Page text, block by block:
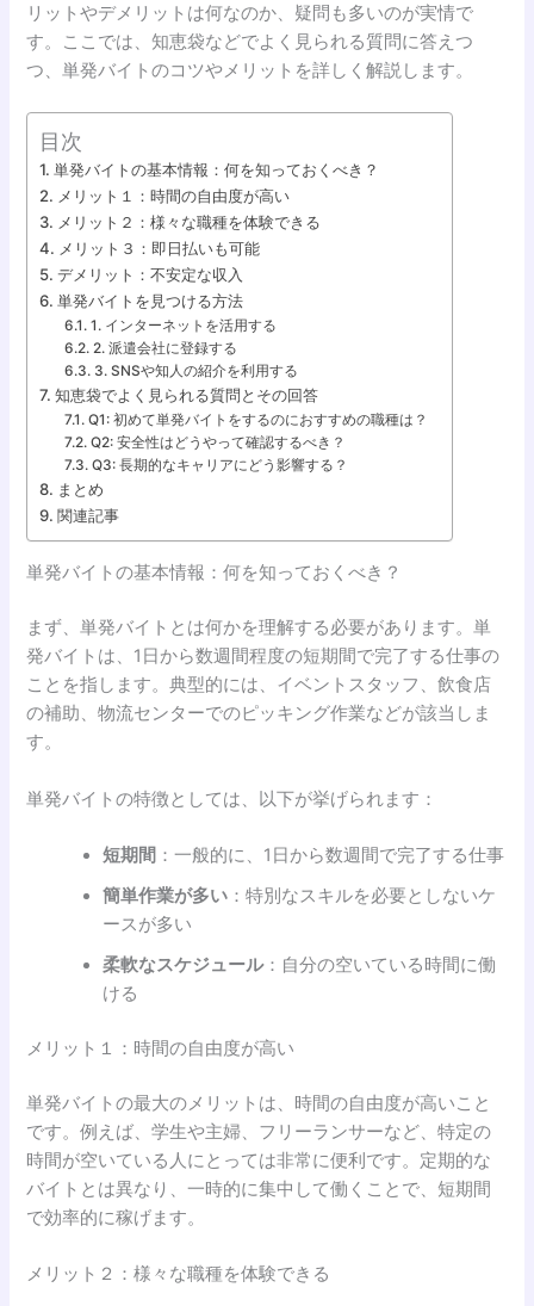
リットやデメリットは何なのか、疑問も多いのが実情で
す。ここでは、知恵袋などでよく見られる質問に答えつ
つ、単発バイトのコツやメリットを詳しく解説します。
目次
単発バイトの基本情報：何を知っておくべき？
メリット１：時間の自由度が高い
メリット２：様々な職種を体験できる
メリット３：即日払いも可能
デメリット：不安定な収入
単発バイトを見つける方法
1. インターネットを活用する
2. 派遣会社に登録する
3. SNSや知人の紹介を利用する
知恵袋でよく見られる質問とその回答
Q1: 初めて単発バイトをするのにおすすめの職種は？
Q2: 安全性はどうやって確認するべき？
Q3: 長期的なキャリアにどう影響する？
まとめ
関連記事
単発バイトの基本情報：何を知っておくべき？
まず、単発バイトとは何かを理解する必要があります。単
発バイトは、1日から数週間程度の短期間で完了する仕事の
ことを指します。典型的には、イベントスタッフ、飲食店
の補助、物流センターでのピッキング作業などが該当しま
す。
単発バイトの特徴としては、以下が挙げられます：
短期間 ：一般的に、1日から数週間で完了する仕事
簡単作業が多い ：特別なスキルを必要としないケ
ースが多い
柔軟なスケジュール：自分の空いている時間に働
ける
メリット１：時間の自由度が高い
単発バイトの最大のメリットは、時間の自由度が高いこと
です。例えば、学生や主婦、フリーランサーなど、特定の
時間が空いている人にとっては非常に便利です。定期的な
バイトとは異なり、一時的に集中して働くことで、短期間
で効率的に稼げます。
メリット２：様々な職種を体験できる